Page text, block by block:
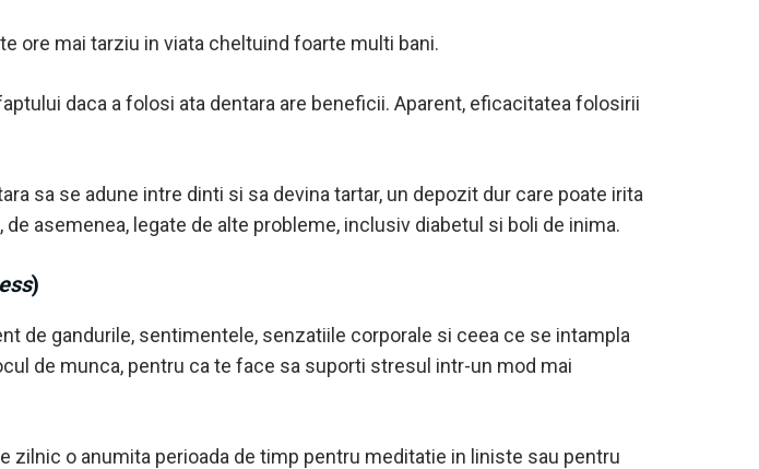
ore mai tarziu in viata cheltuind foarte multi bani.
daca a folosi ata dentara are beneficii. Aparent, eficacitatea folosirii
sa se adune intre dinti si sa devina tartar, un depozit dur care poate irita
asemenea, legate de alte probleme, inclusiv diabetul si boli de inima.
)
de gandurile, sentimentele, senzatiile corporale si ceea ce se intampla
de munca, pentru ca te face sa suporti stresul intr-un mod mai
o anumita perioada de timp pentru meditatie in liniste sau pentru